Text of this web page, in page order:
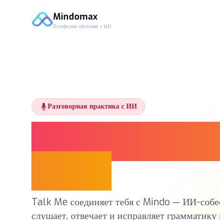
Mindomax
Платформа обучения с ИИ
Разговорная практика с ИИ
Говори.
Talk Me соединяет тебя с Mindo — ИИ-
слушает, отвечает и исправляет